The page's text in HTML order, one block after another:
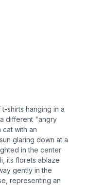
shirts hanging in a
different "angry
cat with an
glaring down at a
in the center
its florets ablaze
gently in the
representing an